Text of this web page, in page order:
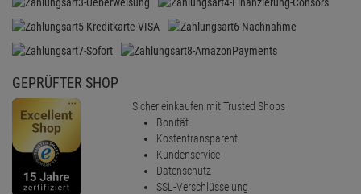
GEPRÜFTER SHOP
Sicher einkaufen mit Trusted Shops
Bonität
Kostentransparent
Kundenservice
Datenschutz
SSL-Verschlüsselung